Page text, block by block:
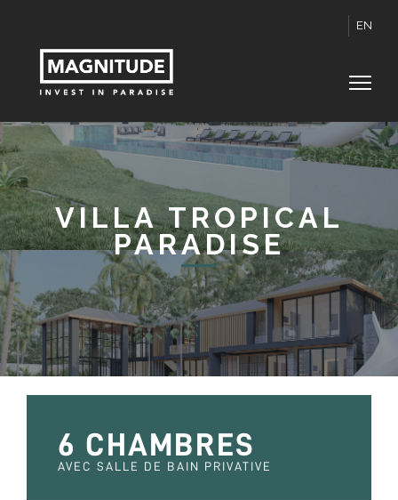
EN
VILLA TROPICAL
PARADISE
6 CHAMBRES
AVEC SALLE DE BAIN PRIVATIVE